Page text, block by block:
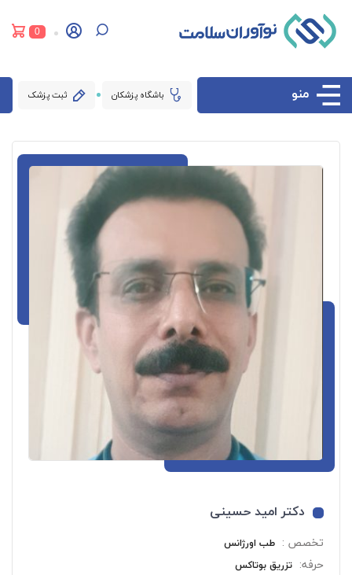
0
منو باشگاه پزشکان ثبت پزشک
دکتر امید حسینی
تخصص : طب اورژانس
حرفه: تزریق بوتاکس